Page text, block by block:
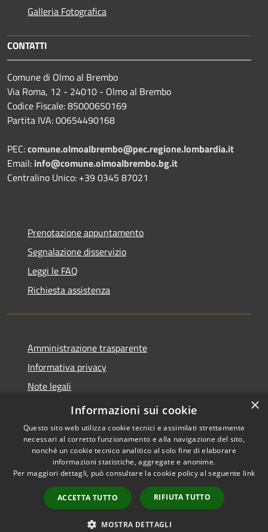
Galleria Fotografica
CONTATTI
Comune di Olmo al Brembo
Via Roma, 12 - 24010 - Olmo al Brembo
Codice Fiscale: 85000650169
Partita IVA: 00654490168
PEC:comune.olmoalbrembo@pec.regione.lombardia.it
Email: info@comune.olmoalbrembo.bg.it
Centralino Unico: +39 0345 87021
Prenotazione appuntamento
Segnalazione disservizio
Leggi le FAQ
Richiesta assistenza
Amministrazione trasparente
Informativa privacy
Note legali
Dichiarazione di accessibilità
Accessibilità
Copyright © 2026 • Comune di
Olmo al Brembo • Powered by
Municipium•
Accesso
redazione
×
Informazioni sui cookie
Questo sito web utilizza cookie tecnici e assimilati strettamente
necessari al corretto funzionamento e alla navigazione del sito,
nonché un cookie tecnico analitico al solo fine di elaborare
informazioni statistiche, aggregate e anonime.
Per maggiori dettagli, può consultare la cookie policy al seguente link
ACCETTA TUTTO RIFIUTA TUTTO
MOSTRA DETTAGLI